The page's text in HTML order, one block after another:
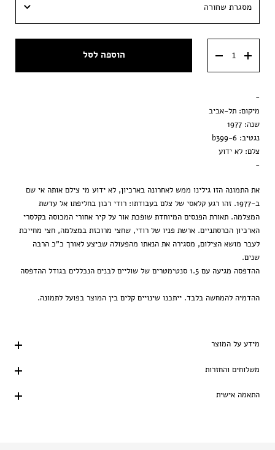
30x42 ס״מ
40x60 ס״מ
50x70 ס״מ
מסגרת שחורה
מסגרת וונגה
הדפסה בלבד
הוספה לסל
-
מיקום: תל-אביב
שנה: 1977
נגטיב: b399-6
צלם: לא ידוע
-
את התמונה הזו גילינו ממש לאחרונה בארכיון, לא ידוע מי צילם אותה אי שם
ב-1977. זהו רגע קלאסי של צלם בעבודתו: רודי רכון בחליפתו אל עדשת
המצלמה. תאורת הפנסים המיוחדת שופכת אור על קיר אחורי המכוסה בקלסרי
הארכיון הכרסתניים. ארשת פניו של רודי, שחצי מרוכזת במצלמה, חצי מחייכת
לעבר מושא הצילום, מסגירה את הנאתו מהפעולה שביצע לאורך כ"כ הרבה
שנים.
ההדפסה מגיעה עם 1.5 סנטימטרים של שוליים לבנים הנכללים בגודל ההדפסה
ההדמיה להמחשה בלבד. ייתכנו שינויים קלים בין המוצר בפועל לתמונה.
מידע על המוצר
משלוחים והחזרות
התאמה אישית